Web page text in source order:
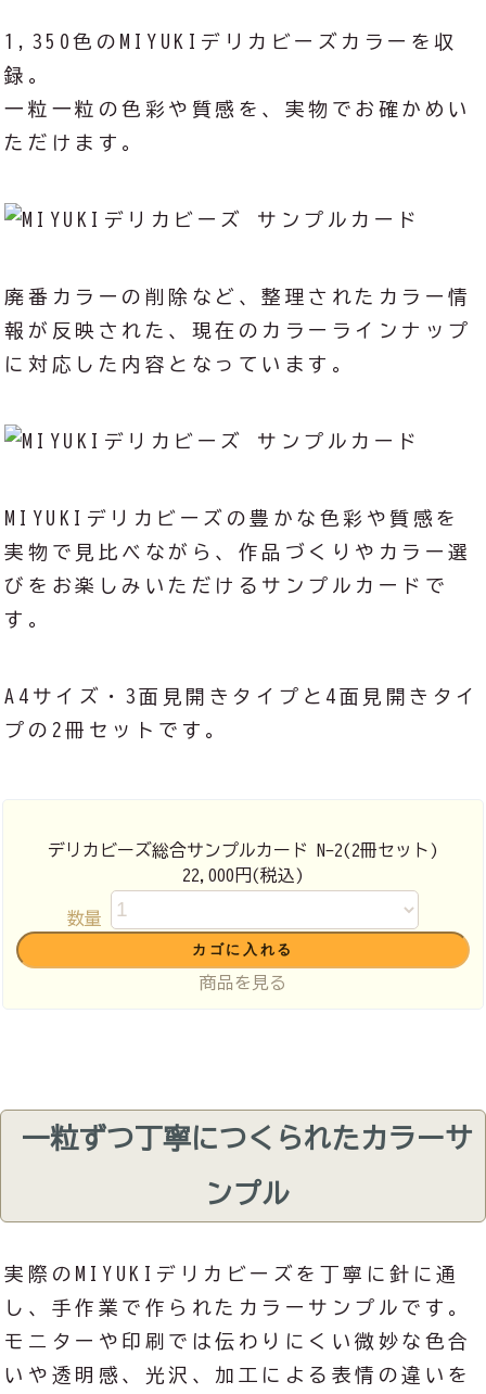
1,350色のMIYUKIデリカビーズカラーを収
録。
一粒一粒の色彩や質感を、実物でお確かめい
ただけます。
廃番カラーの削除など、整理されたカラー情
報が反映された、現在のカラーラインナップ
に対応した内容となっています。
MIYUKIデリカビーズの豊かな色彩や質感を
実物で見比べながら、作品づくりやカラー選
びをお楽しみいただけるサンプルカードで
す。
A4サイズ・3面見開きタイプと4面見開きタイ
プの2冊セットです。
デリカビーズ総合サンプルカード N-2(2冊セット)
22,000円(税込)
数量
商品を見る
一粒ずつ丁寧につくられたカラーサ
ンプル
実際のMIYUKIデリカビーズを丁寧に針に通
し、手作業で作られたカラーサンプルです。
モニターや印刷では伝わりにくい微妙な色合
いや透明感、光沢、加工による表情の違いを